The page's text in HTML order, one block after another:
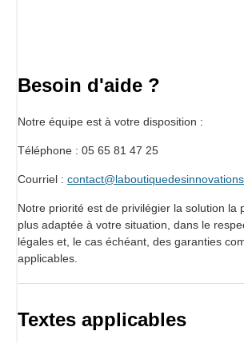
Besoin d'aide ?
Notre équipe est à votre disposition :
Téléphone : 05 65 81 47 25
Courriel :
Notre priorité est de privilégier la solution la
plus adaptée à votre situation, dans le
légales et, le cas échéant, des garanties
applicables.
Textes applicables